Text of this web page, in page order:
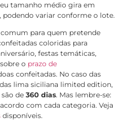
tamanho médio gira em
podendo variar conforme o lote.
para quem pretende
coloridas para
festas temáticas,
o prazo de
confeitadas. No caso das
lima siciliana limited edition,
de 360 dias. Mas lembre-se:
com cada categoria. Veja
disponíveis.